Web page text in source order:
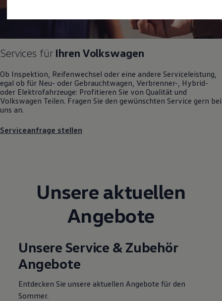
myVolkswagen
Software Updates
Service und Ersatzteile
Reparaturen und Checks
Motorenöl und Flüssigkeiten
Räder und Reifen
Pannen- und Unfallhilfe
Zubehör
Wallbox und Ladekabel
Digitale Extras
Dienste für Ihr Modell finden
Volkswagen Apps, Login und Shop
Handy und Fahrzeug verbinden
Updates für Software, Karten und Radio
Vorgängermodelle
Volkswagen Kundenbetreuung
Assistenzsysteme
Services für Ihren Volkswagen
Ob Inspektion, Reifenwechsel oder eine andere Serviceleistung,
egal ob für Neu- oder Gebrauchtwagen , Verbrenner-, Hybrid-
oder Elektrofahrzeuge: Profitieren Sie von Qualität und
Volkswagen Teilen. Fragen Sie den gewünschten Service gern bei
uns an.
Serviceanfrage stellen
Unsere aktuellen
Angebote
Unsere Service & Zubehör
Angebote
Entdecken Sie unsere aktuellen Angebote für den
Sommer.